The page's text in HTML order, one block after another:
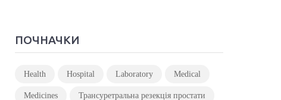
ПОЧНАЧКИ
Health Hospital Laboratory Medical
Medicines Трансуретральна резекція простати